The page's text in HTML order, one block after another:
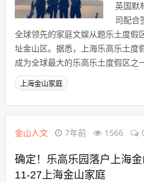
英国默
司配合
全球领先的家庭文娱从题乐土度
址金山区。据悉，上海乐高乐土度
成为全球最大的乐高乐土度假区之
上海金山家庭
金山人文 7年前 1566
确定！乐高乐园落户上海
11-27上海金山家庭